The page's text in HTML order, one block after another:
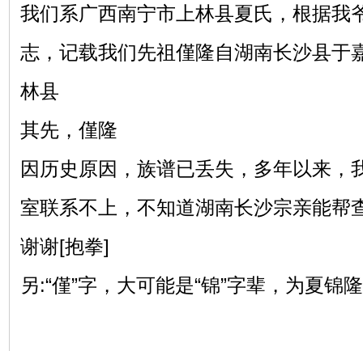
我们系广西南宁市上林县夏氏，根据我
志，记载我们先祖僅隆自湖南长沙县于
林县
其先，僅隆
因历史原因，族谱已丢失，多年以来，
室联系不上，不知道湖南长沙宗亲能帮
谢谢[抱拳]
另:“僅”字，大可能是“锦”字辈，为夏锦隆